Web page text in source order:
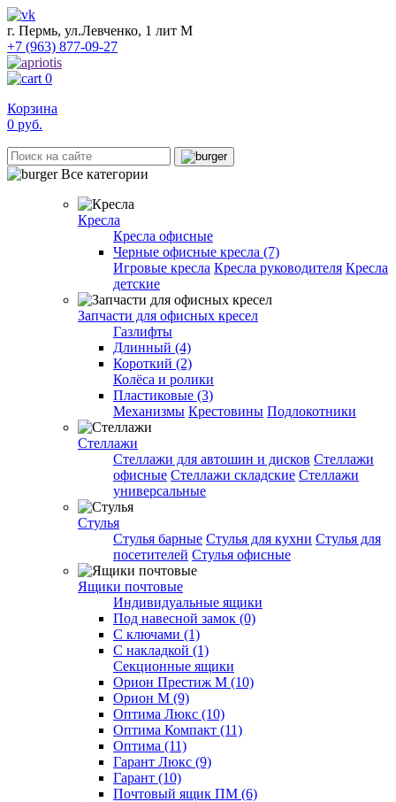
г. Пермь, ул.Левченко, 1 лит М
+7 (963) 877-09-27
0
Корзина
0 руб.
Все категории
Кресла
Кресла офисные
Черные офисные кресла (7)
Игровые кресла Кресла руководителя Кресла
детские
Запчасти для офисных кресел
Газлифты
Длинный (4)
Короткий (2)
Колёса и ролики
Пластиковые (3)
Механизмы Крестовины Подлокотники
Стеллажи
Стеллажи для автошин и дисков Стеллажи
офисные Стеллажи складские Стеллажи
универсальные
Стулья
Стулья барные Стулья для кухни Стулья для
посетителей Стулья офисные
Ящики почтовые
Индивидуальные ящики
Под навесной замок (0)
С ключами (1)
С накладкой (1)
Секционные ящики
Орион Престиж М (10)
Орион М (9)
Оптима Люкс (10)
Оптима Компакт (11)
Оптима (11)
Гарант Люкс (9)
Гарант (10)
Почтовый ящик ПМ (6)